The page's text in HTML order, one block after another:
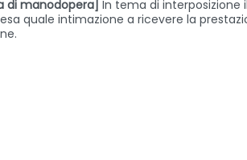
di manodopera] In tema di interposizione
quale intimazione a ricevere la